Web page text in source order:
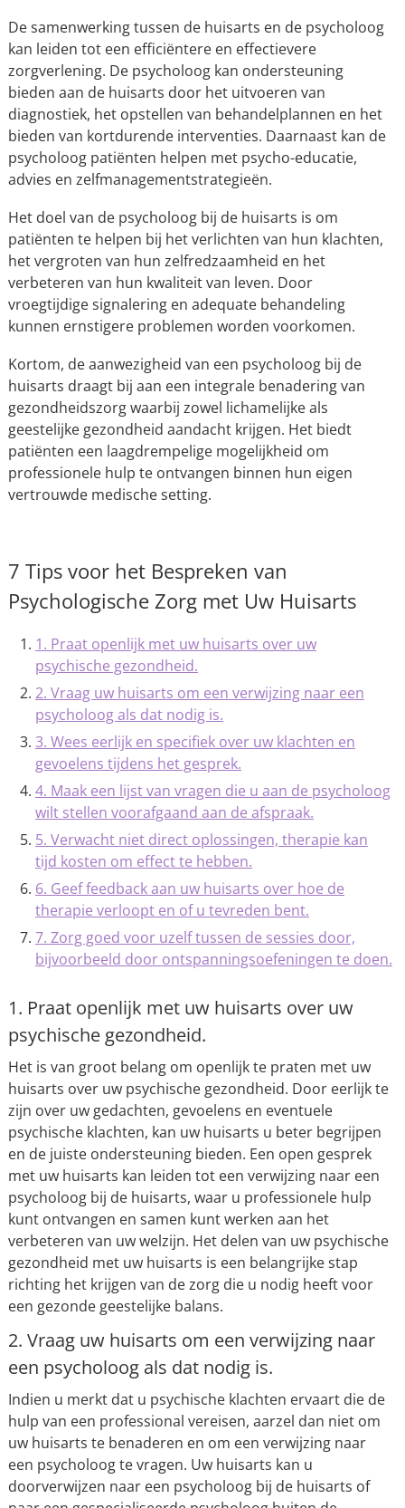
De samenwerking tussen de huisarts en de psycholoog
kan leiden tot een efficiëntere en effectievere
zorgverlening. De psycholoog kan ondersteuning
bieden aan de huisarts door het uitvoeren van
diagnostiek, het opstellen van behandelplannen en het
bieden van kortdurende interventies. Daarnaast kan de
psycholoog patiënten helpen met psycho-educatie,
advies en zelfmanagementstrategieën.
Het doel van de psycholoog bij de huisarts is om
patiënten te helpen bij het verlichten van hun klachten,
het vergroten van hun zelfredzaamheid en het
verbeteren van hun kwaliteit van leven. Door
vroegtijdige signalering en adequate behandeling
kunnen ernstigere problemen worden voorkomen.
Kortom, de aanwezigheid van een psycholoog bij de
huisarts draagt bij aan een integrale benadering van
gezondheidszorg waarbij zowel lichamelijke als
geestelijke gezondheid aandacht krijgen. Het biedt
patiënten een laagdrempelige mogelijkheid om
professionele hulp te ontvangen binnen hun eigen
vertrouwde medische setting.
7 Tips voor het Bespreken van
Psychologische Zorg met Uw Huisarts
1. Praat openlijk met uw huisarts over uw
psychische gezondheid.
2. Vraag uw huisarts om een verwijzing naar een
psycholoog als dat nodig is.
3. Wees eerlijk en specifiek over uw klachten en
gevoelens tijdens het gesprek.
4. Maak een lijst van vragen die u aan de psycholoog
wilt stellen voorafgaand aan de afspraak.
5. Verwacht niet direct oplossingen, therapie kan
tijd kosten om effect te hebben.
6. Geef feedback aan uw huisarts over hoe de
therapie verloopt en of u tevreden bent.
7. Zorg goed voor uzelf tussen de sessies door,
bijvoorbeeld door ontspanningsoefeningen te doen.
1. Praat openlijk met uw huisarts over uw
psychische gezondheid.
Het is van groot belang om openlijk te praten met uw
huisarts over uw psychische gezondheid. Door eerlijk te
zijn over uw gedachten, gevoelens en eventuele
psychische klachten, kan uw huisarts u beter begrijpen
en de juiste ondersteuning bieden. Een open gesprek
met uw huisarts kan leiden tot een verwijzing naar een
psycholoog bij de huisarts, waar u professionele hulp
kunt ontvangen en samen kunt werken aan het
verbeteren van uw welzijn. Het delen van uw psychische
gezondheid met uw huisarts is een belangrijke stap
richting het krijgen van de zorg die u nodig heeft voor
een gezonde geestelijke balans.
2. Vraag uw huisarts om een verwijzing naar
een psycholoog als dat nodig is.
Indien u merkt dat u psychische klachten ervaart die de
hulp van een professional vereisen, aarzel dan niet om
uw huisarts te benaderen en om een verwijzing naar
een psycholoog te vragen. Uw huisarts kan u
doorverwijzen naar een psycholoog bij de huisarts of